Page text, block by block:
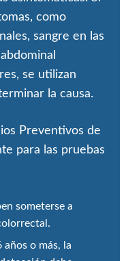
como
sangre en las
se utilizan
la causa.
Preventivos de
para las pruebas
someterse a
años o más, la